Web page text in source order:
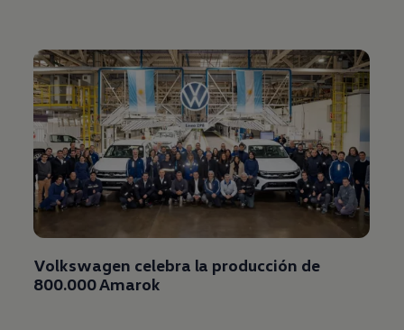
Volkswagen celebra la producción de
800.000Amarok